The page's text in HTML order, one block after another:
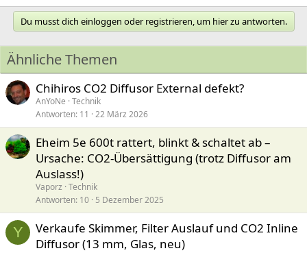
Du musst dich einloggen oder registrieren, um hier zu antworten.
Ähnliche Themen
Chihiros CO2 Diffusor External defekt?
AnYoNe Technik
Antworten 11 22 März 2026
Eheim 5e 600t rattert, blinkt & schaltet ab –
Ursache: CO2-Übersättigung (trotz Diffusor am
Auslass!)
Vaporz Technik
Antworten 10 5 Dezember 2025
Y
Verkaufe Skimmer, Filter Auslauf und CO2 Inline
Diffusor (13 mm, Glas, neu)